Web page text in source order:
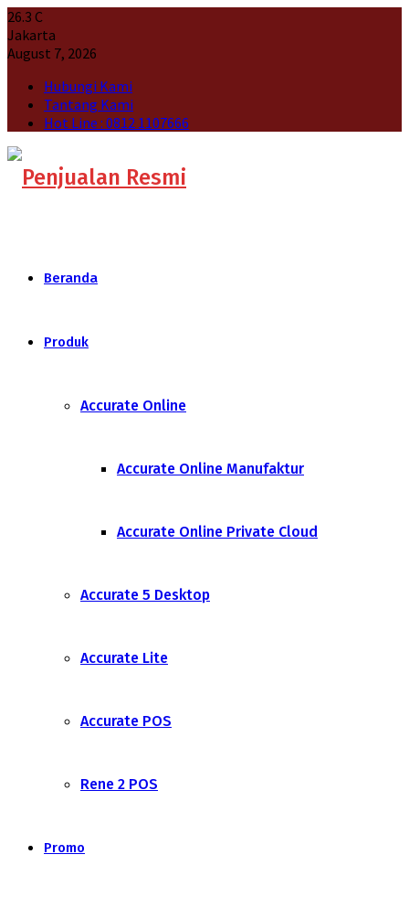
26.3 C
Jakarta
August 7, 2026
Hubungi Kami
Tantang Kami
Hot Line : 0812 1107666
Beranda
Produk
Accurate Online
Accurate Online Manufaktur
Accurate Online Private Cloud
Accurate 5 Desktop
Accurate Lite
Accurate POS
Rene 2 POS
Promo